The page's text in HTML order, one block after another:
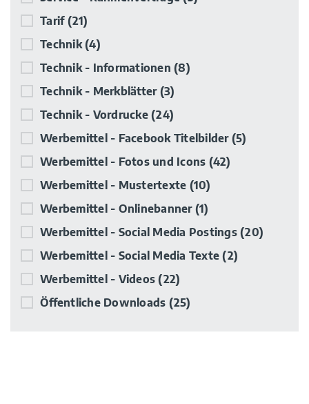
Tarif (21)
Technik(4)
Technik - Informationen (8)
Technik - Merkblätter (3)
Technik - Vordrucke (24)
Werbemittel - Facebook Titelbilder (5)
Werbemittel - Fotos und Icons (42)
Werbemittel - Mustertexte (10)
Werbemittel - Onlinebanner (1)
Werbemittel - Social Media Postings (20)
Werbemittel - Social Media Texte(2)
Werbemittel - Videos(22)
Öffentliche Downloads (25)